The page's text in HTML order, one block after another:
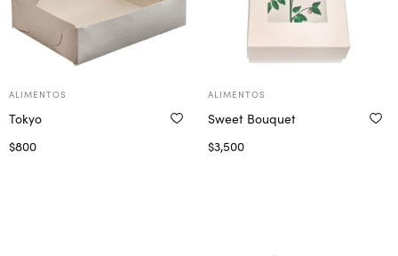
ALIMENTOS
Tokyo
$800
ALIMENTOS
Sweet Bouquet
$3,500